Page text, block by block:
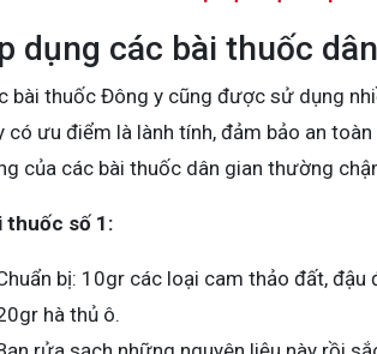
dụng các bài thuốc
bài thuốc Đông y cũng được sử dụng
có ưu điểm là lành tính, đảm bảo an
của các bài thuốc dân gian thường
thuốc số 1:
bị: 10gr các loại cam thảo đất,
hà thủ ô.